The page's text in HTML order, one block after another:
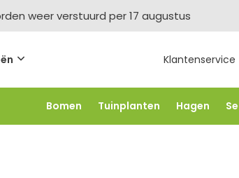
weer verstuurd per 17 augustus
Klantenservice
Bomen Tuinplanten Hagen
vanaf €250 -FLOWBO250 -5% vanaf